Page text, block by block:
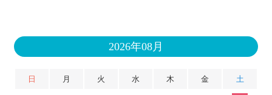
2026年08月
日 月 火 水 木 金 土